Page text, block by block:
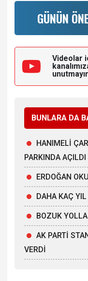
GÜNÜN
Videolar
BUNLARA DA
HANIMELİ
PARKINDA AÇILDI
ERDOĞAN
DAHA KAÇ
BOZUK
AK PARTİ
VERDİ